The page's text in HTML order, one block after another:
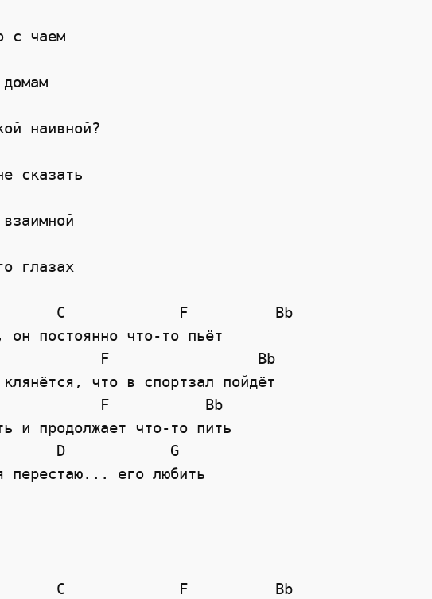
с чаем
наивной?
сказать
глазах
C             F          Bb
он постоянно что-то пьёт
F
Bb
что в спортзал пойдёт
F
Bb
и продолжает что-то пить
D
G
перестаю... его любить
C             F          Bb